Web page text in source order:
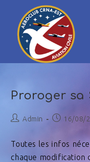
Proroger sa
Admin 16/08/
Toutes les infos
chaque modification